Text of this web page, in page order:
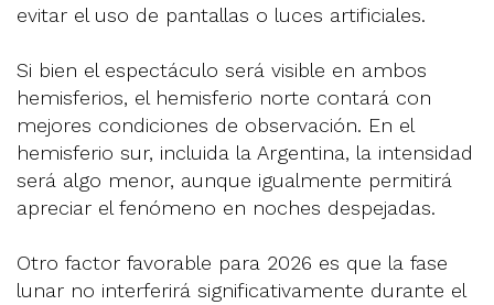
evitar el uso de pantallas o luces artificiales.
Si bien el espectáculo será visible en ambos
hemisferios, el hemisferio norte contará con
mejores condiciones de observación. En el
hemisferio sur, incluida la Argentina, la intensidad
será algo menor, aunque igualmente permitirá
apreciar el fenómeno en noches despejadas.
Otro factor favorable para 2026 es que la fase
lunar no interferirá significativamente durante el